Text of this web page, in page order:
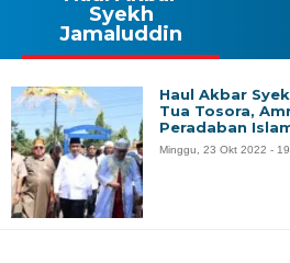
Syekh
Jamaluddin
Haul Akbar
Tua Tosora,
Peradaban
Minggu, 23 Okt 2022 -